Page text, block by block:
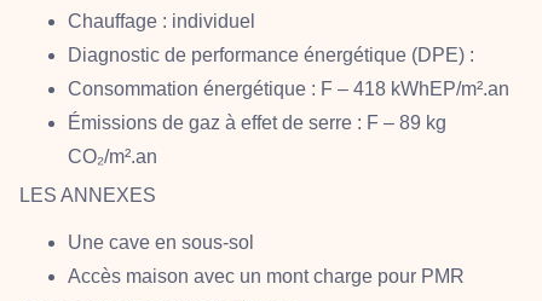
Chauffage : individuel
Diagnostic de performance énergétique (DPE) :
Consommation énergétique : F – 418 kWhEP/m².an
Émissions de gaz à effet de serre : F – 89 kg
CO₂/m².an
LES ANNEXES
Une cave en sous-sol
Accès maison avec un mont charge pour PMR